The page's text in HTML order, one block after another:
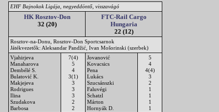
EHF Bajnokok Ligája, negyeddöntő, visszavágó
HK Rosztov-Don
32 (20)
FTC-Rail Cargo
Hungaria
22 (12)
Rosztov-na-Donu, Rosztov-Don Sportcsarnok
Játékvezetők: Aleksandar Pandžić, Ivan Mošorinski (szerbek)
Vjahirjeva
Manaharova
Dembélé S.
Bulatović K.
Makjejeva
Rodrigues
Ilina
Szudakova
Barbosa
7(4)
5
4
3(1)
3
3
3
2
2
Jovanović
Kovacsics
Pena
Lukács
Szucsánszki
Faluvégi
Schatzl
Márton
Hornyák D.
5
4
4(4)
3
2
1
1
1
1